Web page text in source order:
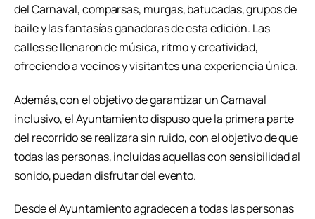
del Carnaval, comparsas, murgas, batucadas, grupos de
baile y las fantasías ganadoras de esta edición. Las
calles se llenaron de música, ritmo y creatividad,
ofreciendo a vecinos y visitantes una experiencia única.
Además, con el objetivo de garantizar un Carnaval
inclusivo, el Ayuntamiento dispuso que la primera parte
del recorrido se realizara sin ruido, con el objetivo de que
todas las personas, incluidas aquellas con sensibilidad al
sonido, puedan disfrutar del evento.
Desde el Ayuntamiento agradecen a todas las personas